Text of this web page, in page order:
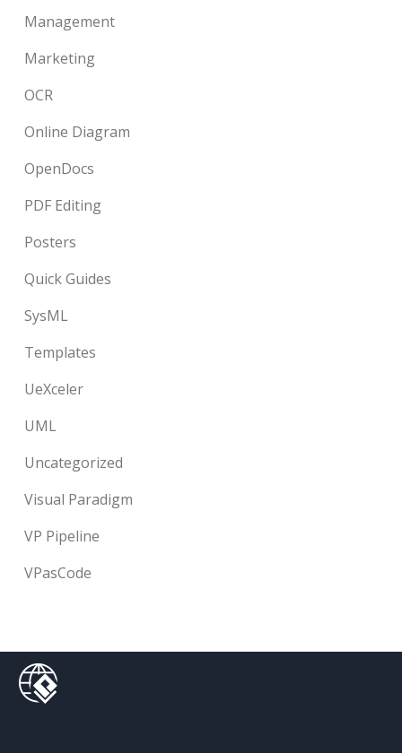
Management
Marketing
OCR
Online Diagram
OpenDocs
PDF Editing
Posters
Quick Guides
SysML
Templates
UeXceler
UML
Uncategorized
Visual Paradigm
VP Pipeline
VPasCode